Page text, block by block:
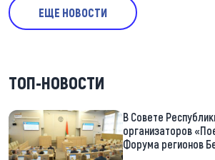
ЕЩЕ НОВОСТИ
ТОП-НОВОСТИ
В Совете
организаторов
Форума регионов